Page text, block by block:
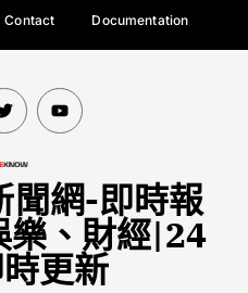
Contact Documentation
網-即時報
樂、財經|24
更新